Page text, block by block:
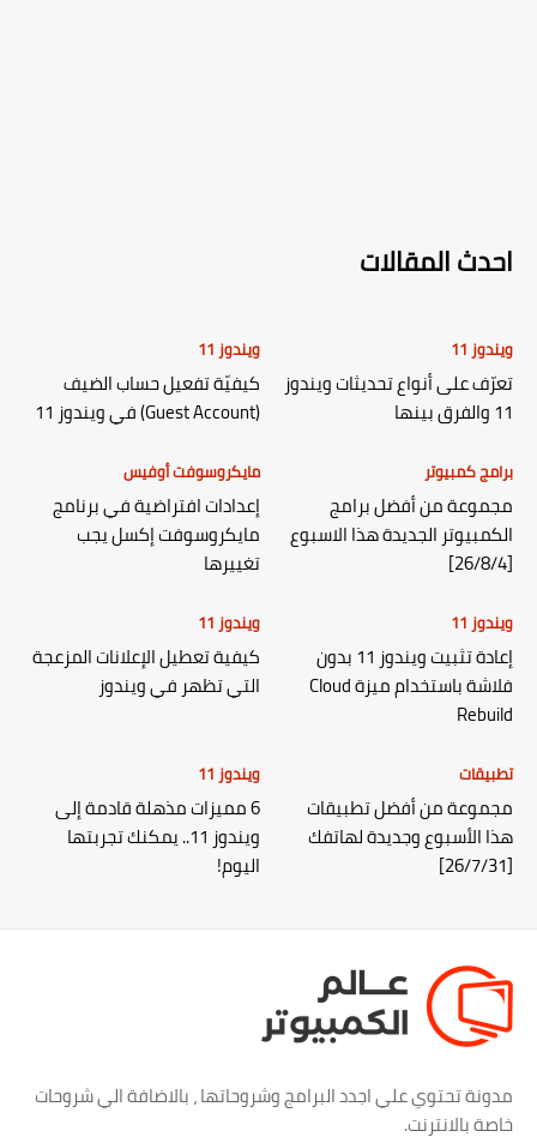
احدث المقالات
ويندوز 11
تعرّف على أنواع تحديثات ويندوز
11 والفرق بينها
ويندوز 11
كيفيّة تفعيل حساب الضيف
(Guest Account) في ويندوز 11
برامج كمبيوتر
مجموعة من أفضل برامج
الكمبيوتر الجديدة هذا الاسبوع
[26/8/4]
مايكروسوفت أوفيس
إعدادات افتراضية في برنامج
مايكروسوفت إكسل يجب
تغييرها
ويندوز 11
إعادة تثبيت ويندوز 11 بدون
فلاشة باستخدام ميزة Cloud
Rebuild
ويندوز 11
كيفية تعطيل الإعلانات المزعجة
التي تظهر في ويندوز
تطبيقات
مجموعة من أفضل تطبيقات
هذا الأسبوع وجديدة لهاتفك
[26/7/31]
ويندوز 11
6 مميزات مذهلة قادمة إلى
ويندوز 11.. يمكنك تجربتها
اليوم!
مدونة تحتوي علي اجدد البرامج وشروحاتها ، بالاضافة الي شروحات
خاصة بالانترنت.